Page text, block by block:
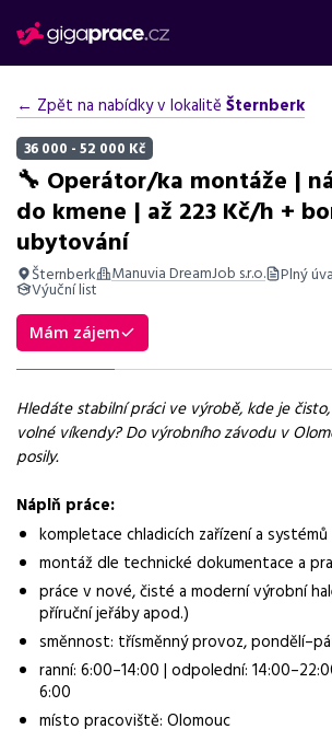
← Zpět na nabídky v lokalitě Šternberk
36 000 - 52 000 Kč
🔧 Operátor/ka montáže |
do kmene | až 223 Kč/h +
ubytování
Šternberk Manuvia DreamJob s.r.o. Plný
Výuční list
Shrnutí nabídky
Nabídka práce v Olomouci na pozici
Základní informace
Pozice
Operátor/ka montáže
Normalizovaná profese
operátor
Obor / skupina
výroba
Lokalita nabídky
Šternberk
Mám zájem
Hledáte stabilní práci ve výrobě, kde je
volné víkendy? Do výrobního závodu v
posily.
Náplň práce:
kompletace chladicích zařízení a systémů
montáž dle technické dokumentace a
práce v nové, čisté a moderní výrobní
příruční jeřáby apod.)
směnnost: třísměnný provoz,
ranní: 6:00–14:00 | odpolední:
6:00
místo pracoviště: Olomouc